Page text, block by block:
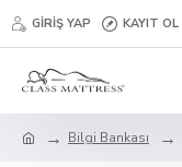
GIRIŞ YAP KAYIT OL
Bilgi Bankası